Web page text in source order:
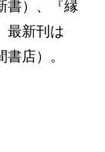
書）、『縁
最新刊は
店）。